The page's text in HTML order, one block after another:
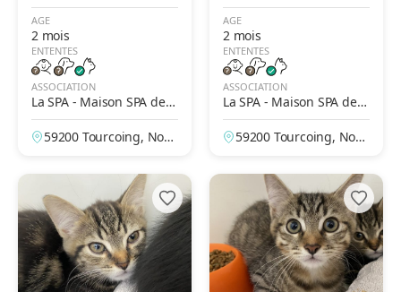
AGE
2 mois
ENTENTES
ASSOCIATION
La SPA - Maison SPA de T
ourcoing
59200 Tourcoing, Nor
AGE
2 mois
ENTENTES
ASSOCIATION
La SPA - Maison SPA de T
ourcoing
59200 Tourcoing, Nor